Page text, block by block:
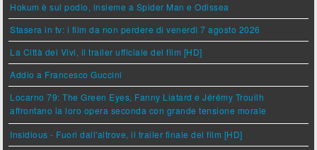
Hokum è sul podio, insieme a Spider Man e Odissea
Stasera in tv: i film da non perdere di venerdì 7 agosto 2026
La Città dei Vivi, il trailer ufficiale del film [HD]
Addio a Francesco Guccini
Locarno 79: The Green Eyes, Fanny Liatard e Jérémy Trouilh
affrontano la loro opera seconda con grande tensione morale
Insidious - Fuori dall'altrove, il trailer finale del film [HD]